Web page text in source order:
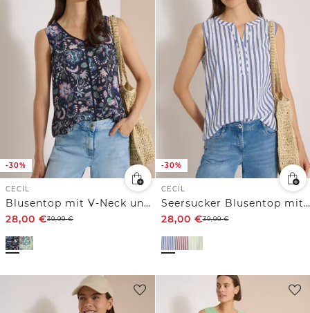
-30%
CECIL
Blusentop mit V-Neck und Print
28,00 €39,99€
-30%
CECIL
Seersucker Blusentop mit Streifen
28,00 €39,99€